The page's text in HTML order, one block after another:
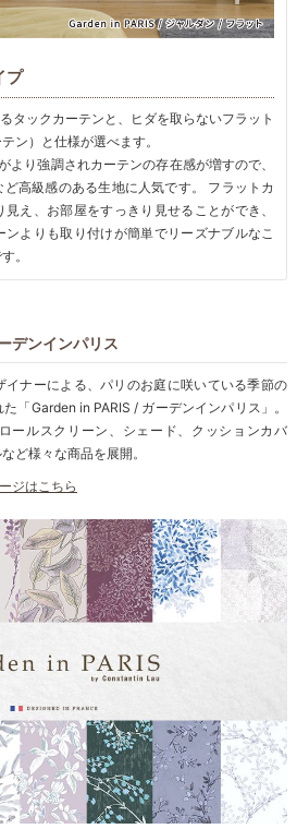
プ
タックカーテンと、ヒダを取らないフラット
ン）と仕様が選べます。
より強調されカーテンの存在感が増すので、
高級感のある生地に人気です。 フラットカ
え、お部屋をすっきり見せることができ、
よりも取り付けが簡単でリーズナブルなこ
。
デンインパリス
イナーによる、パリのお庭に咲いている季節の
「Garden in PARIS / ガーデンインパリス」。
ールスクリーン、シェード、クッションカバ
ど様々な商品を展開。
ジはこちら